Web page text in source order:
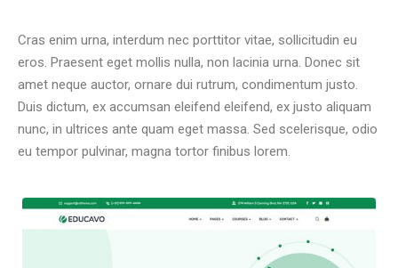
Cras enim urna, interdum nec porttitor vitae, sollicitudin eu
eros. Praesent eget mollis nulla, non lacinia urna. Donec sit
amet neque auctor, ornare dui rutrum, condimentum justo.
Duis dictum, ex accumsan eleifend eleifend, ex justo aliquam
nunc, in ultrices ante quam eget massa. Sed scelerisque, odio
eu tempor pulvinar, magna tortor finibus lorem.